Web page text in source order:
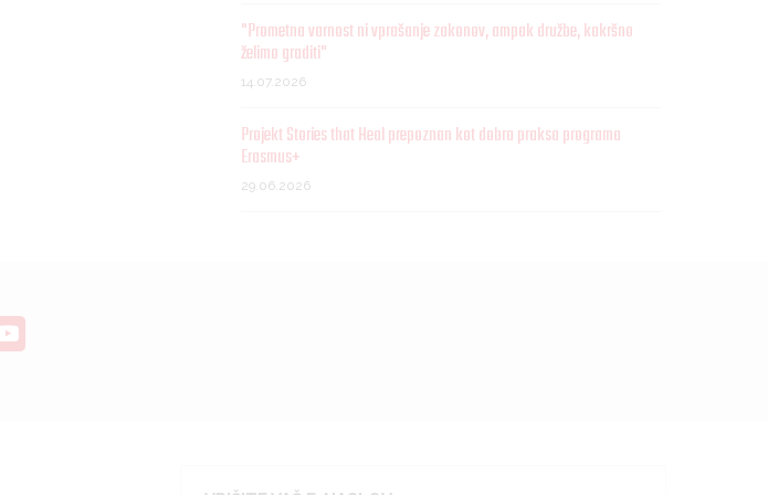
"Prometna varnost ni vprašanje zakonov, ampak družbe, kakršno
želimo graditi"
14.07.2026
Projekt Stories that Heal prepoznan kot dobra praksa programa
Erasmus+
29.06.2026